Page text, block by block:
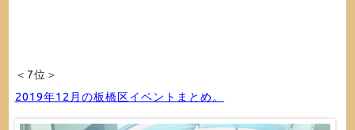
＜7位＞
2019年12月の板橋区イベントまとめ。